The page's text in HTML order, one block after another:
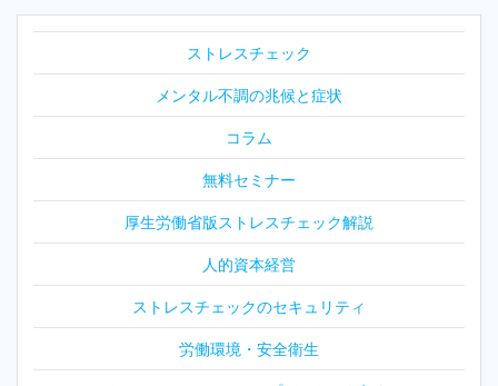
ストレスチェック
メンタル不調の兆候と症状
コラム
無料セミナー
厚生労働省版ストレスチェック解説
人的資本経営
ストレスチェックのセキュリティ
労働環境・安全衛生